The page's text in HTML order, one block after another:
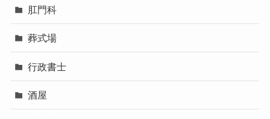
肛門科
葬式場
行政書士
酒屋